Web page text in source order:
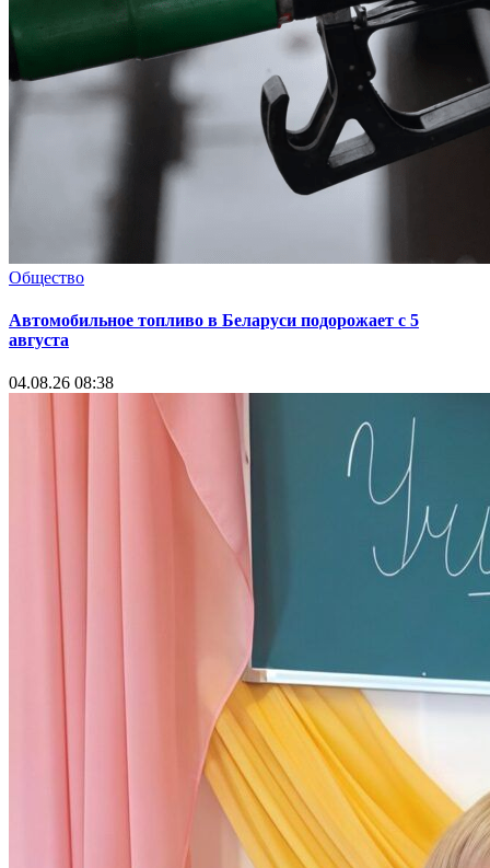
Общество
Автомобильное топливо в Беларуси подорожает с 5
августа
04.08.26 08:38